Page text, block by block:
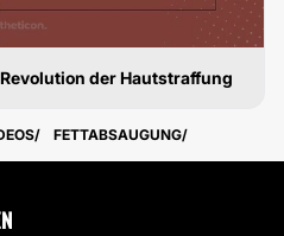
der Hautstraffung
FETTABSAUGUNG